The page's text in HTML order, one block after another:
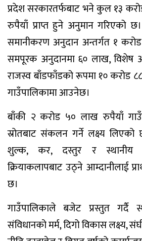
प्रदेश सरकारतर्फबाट भने कुल १३
रुपैयाँ प्राप्त हुने अनुमान गरिएको
समानीकरण अनुदान अन्तर्गत १
समपूरक अनुदानमा ६० लाख, विशेष
राजस्व बाँडफाँडको रूपमा १० करोड
गाउँपालिकामा आउनेछ।
बाँकी २ करोड ५० लाख रुपैयाँ
स्रोतबाट संकलन गर्ने लक्ष्य
शुल्क, कर, दस्तुर र स्थानीय
क्रियाकलापबाट उठ्ने आम्दानीलाई
छ।
गाउँपालिकाले बजेट प्रस्तुत गर्दै
संविधानको मर्म, दिगो विकास लक्ष्य,